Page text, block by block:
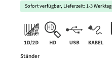
Sofort verfügbar, Lieferzeit: 1-3
Ständerauswählen